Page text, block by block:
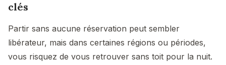
clés
Partir sans aucune réservation peut sembler
libérateur, mais dans certaines régions ou périodes,
vous risquez de vous retrouver sans toit pour la nuit.